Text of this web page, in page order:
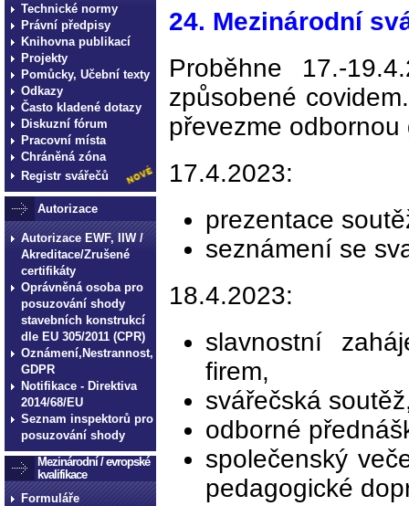
Technické normy
Právní předpisy
Knihovna publikací
Projekty
Pomůcky, Učební texty
Odkazy
Často kladené dotazy
Diskuzní fórum
Pracovní místa
Chráněná zóna
Registr svářečů
Autorizace
Autorizace EWF, IIW /
Akreditace/Zrušené
certifikáty
Oprávněná osoba pro
posuzování shody
stavebních konstrukcí
dle EU 305/2011 (CPR)
Oznámení,Nestrannost,
GDPR
Notifikace - Direktiva
2014/68/EU
Seznam inspektorů pro
posuzování shody
Mezinárodní / evropské
kvalifikace
Formuláře
24. Mezinárodní
Proběhne 17.-
způsobené
převezme
17.4.2023:
prezentace
seznámení se
18.4.2023:
slavnostní
firem,
svářečská
odborné
společenský
pedagogické